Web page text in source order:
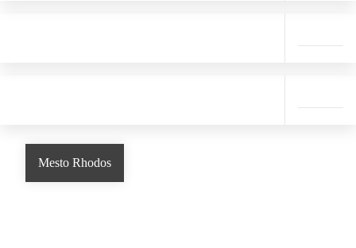
Mesto Rhodos